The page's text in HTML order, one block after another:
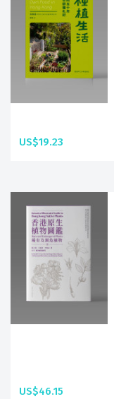
US$19.23
US$46.15